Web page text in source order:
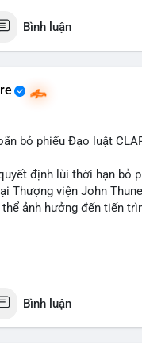
Bình luận
bỏ phiếu Đạo luật
định lùi thời hạn bỏ
Thượng viện John
ảnh hưởng đến tiến
Bình luận